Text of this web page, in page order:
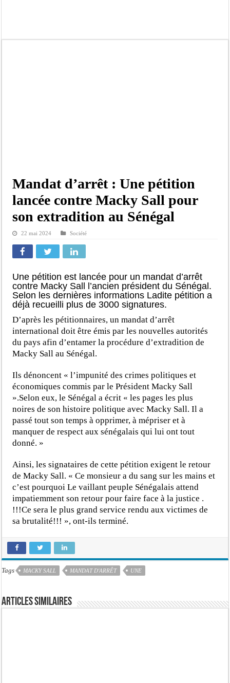
Mandat d’arrêt : Une pétition
lancée contre Macky Sall pour
son extradition au Sénégal
22 mai 2024 Société
Une pétition est lancée pour un mandat d’arrêt
contre Macky Sall l’ancien président du Sénégal.
Selon les dernières informations Ladite pétition a
déjà recueilli plus de 3000 signatures.
D’après les pétitionnaires, un mandat d’arrêt
international doit être émis par les nouvelles autorités
du pays afin d’entamer la procédure d’extradition de
Macky Sall au Sénégal.
Ils dénoncent « l’impunité des crimes politiques et
économiques commis par le Président Macky Sall
».Selon eux, le Sénégal a écrit « les pages les plus
noires de son histoire politique avec Macky Sall. Il a
passé tout son temps à opprimer, à mépriser et à
manquer de respect aux sénégalais qui lui ont tout
donné. »
Ainsi, les signataires de cette pétition exigent le retour
de Macky Sall. « Ce monsieur a du sang sur les mains et
c’est pourquoi Le vaillant peuple Sénégalais attend
impatiemment son retour pour faire face à la justice .
!!!Ce sera le plus grand service rendu aux victimes de
sa brutalité!!! », ont-ils terminé.
Tags MACKY SALL MANDAT D'ARRÊT UNE
Articles similaires